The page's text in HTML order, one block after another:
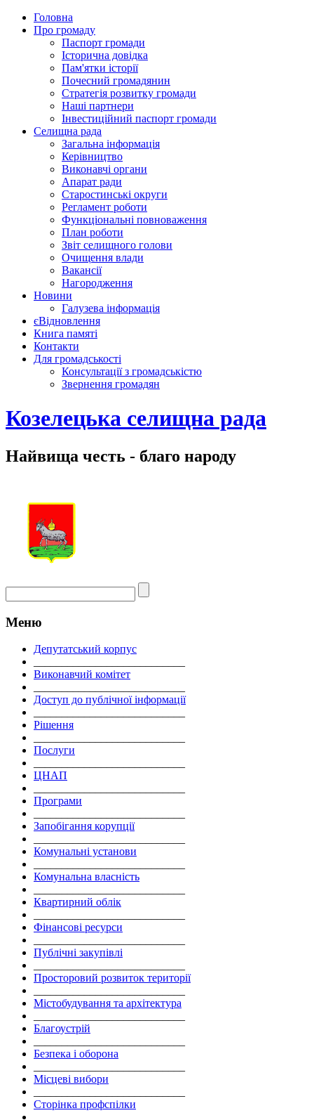
Головна
Про громаду
Паспорт громади
Історична довідка
Пам'ятки історії
Почесний громадянин
Стратегія розвитку громади
Наші партнери
Інвестиційний паспорт громади
Селищна рада
Загальна інформація
Керівництво
Виконавчі органи
Апарат ради
Старостинські округи
Регламент роботи
Функціональні повноваження
План роботи
Звіт селищного голови
Очищення влади
Вакансії
Нагородження
Новини
Галузева інформація
єВідновлення
Книга памяті
Контакти
Для громадськості
Консультації з громадськістю
Звернення громадян
Козелецька селищна рада
Найвища честь - благо народу
Меню
Депутатський корпус
Виконавчий комітет
Доступ до публічної інформації
Рішення
Послуги
ЦНАП
Програми
Запобігання корупції
Комунальні установи
Комунальна власність
Квартирний облік
Фінансові ресурси
Публічні закупівлі
Просторовий розвиток території
Містобудування та архітектура
Благоустрій
Безпека і оборона
Місцеві вибори
Сторінка профспілки